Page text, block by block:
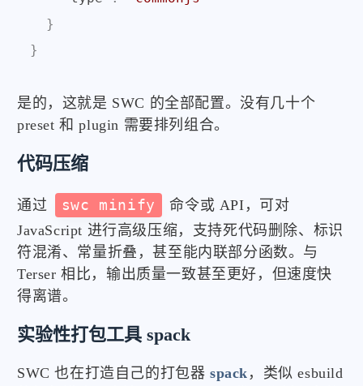
}
}
是的，这就是 SWC 的全部配置。没有几十个
preset 和 plugin 需要排列组合。
代码压缩
通过 swc minify
命令或 API，可对
JavaScript 进行高级压缩，支持死代码删除、标识
符混淆、常量折叠，甚至能内联部分函数。与
Terser 相比，输出质量一致甚至更好，但速度快
得离谱。
实验性打包工具 spack
SWC 也在打造自己的打包器 spack ，类似 esbuild